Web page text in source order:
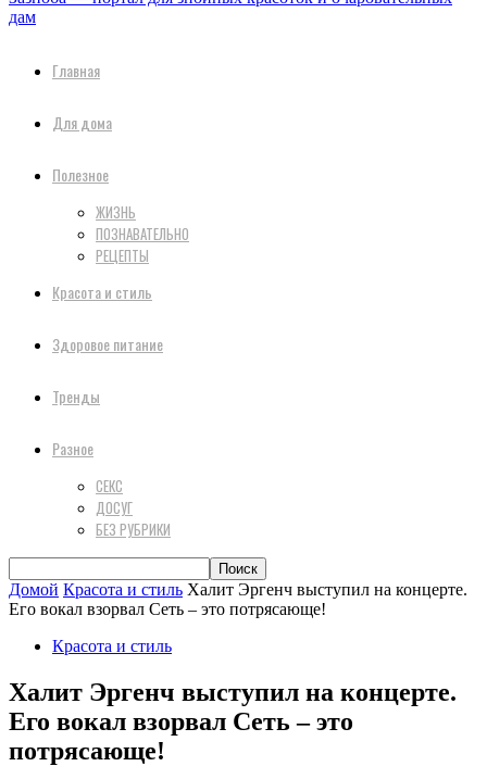
дам
Главная
Для дома
Полезное
ЖИЗНЬ
ПОЗНАВАТЕЛЬНО
РЕЦЕПТЫ
Красота и стиль
Здоровое питание
Тренды
Разное
СЕКС
ДОСУГ
БЕЗ РУБРИКИ
Домой Красота и стиль Халит Эргенч выступил на концерте.
Его вокал взорвал Сеть – это потрясающе!
Красота и стиль
Халит Эргенч выступил на концерте.
Его вокал взорвал Сеть – это
потрясающе!